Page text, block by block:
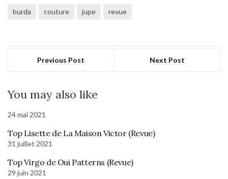
burda couture jupe revue
Previous Post Next Post
You may also like
24 mai 2021
Top Lisette de La Maison Victor (Revue)
31 juillet 2021
Top Virgo de Oui Patterns (Revue)
29 juin 2021